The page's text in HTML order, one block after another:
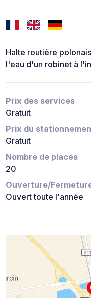
Halte routière
l'eau d'un robinet à
Prix des services
Gratuit
Prix du
Gratuit
Nombre de places
20
Ouverture/
Ouvert toute l'année